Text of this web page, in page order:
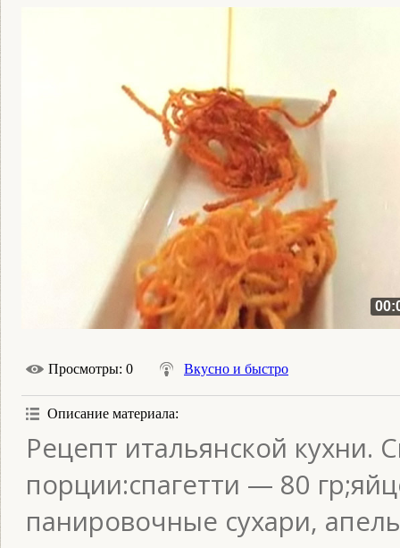
Просмотры: 0 Вкусно и быстро
Описание материала:
Рецепт итальянской
порции:спагетти — 80
панировочные сухари,